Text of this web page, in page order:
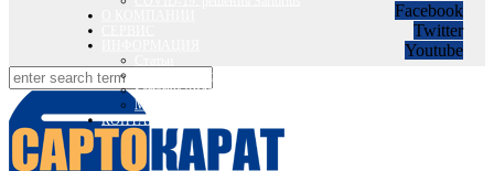
Facebook
Twitter
Youtube
Вебинары Sartorius и Minebea Intec
Sartorius Видео
Minebea Intec Видео
КОНТАКТЫ